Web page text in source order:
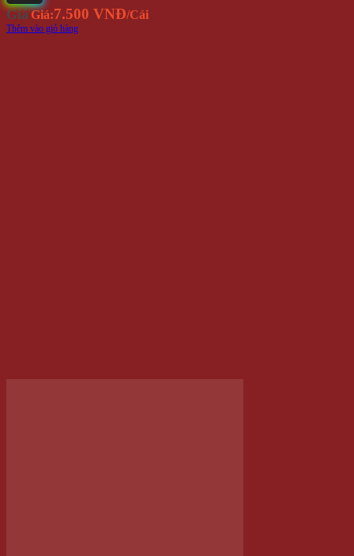
GiáGiá:7.500 VNĐ/Cái
Thêm vào giỏ hàng